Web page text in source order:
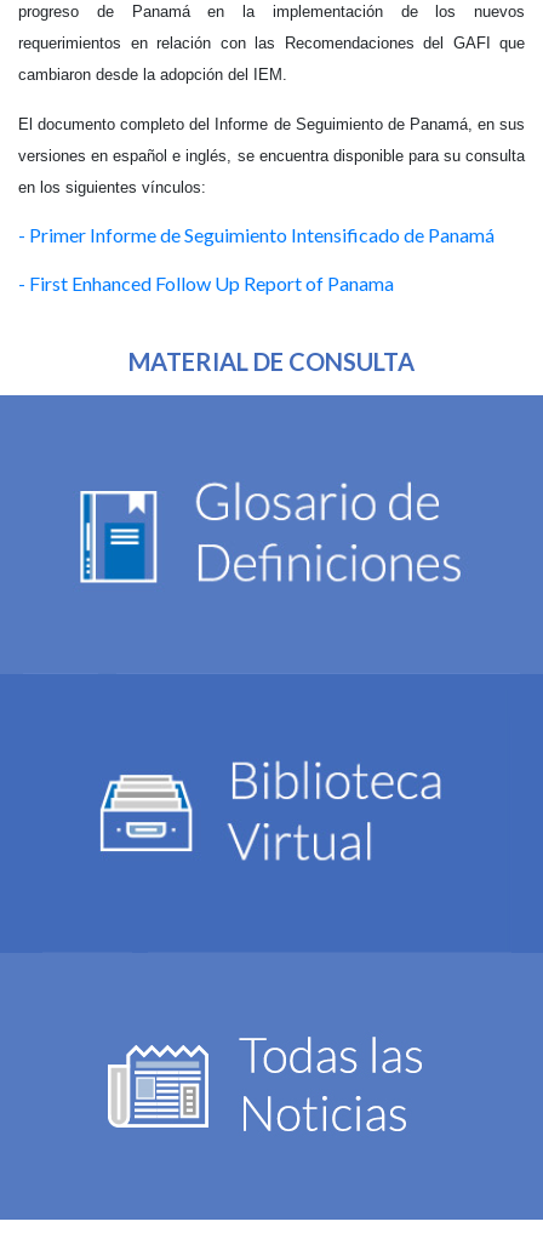
progreso de Panamá en la implementación de los nuevos
requerimientos en relación con las Recomendaciones del GAFI que
cambiaron desde la adopción del IEM.
El documento completo del Informe de Seguimiento de Panamá, en sus
versiones en español e inglés, se encuentra disponible para su consulta
en los siguientes vínculos:
- Primer Informe de Seguimiento Intensificado de Panamá
- First Enhanced Follow Up Report of Panama
MATERIAL DE CONSULTA